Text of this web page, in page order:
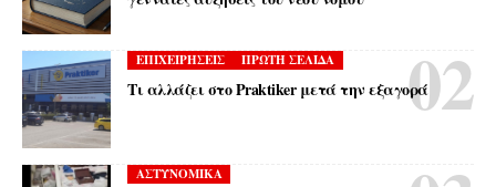
ΕΠΙΧΕΙΡΗΣΕΙΣ ΠΡΩΤΗ ΣΕΛΙΔΑ
Τι αλλάζει στο Praktiker μετά την εξαγορά
ΑΣΤΥΝΟΜΙΚΑ